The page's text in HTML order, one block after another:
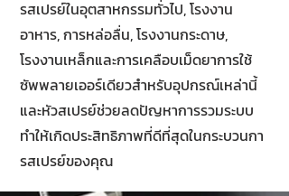
รสเปรย์ในอุตสาหกรรมทั่วไป, โรงงาน
อาหาร, การหล่อลื่น, โรงงานกระดาษ,
โรงงานเหล็กและการเคลือบเม็ดยาการใช้
ซัพพลายเออร์เดียวสำหรับอุปกรณ์เหล่านี้
และหัวสเปรย์ช่วยลดปัญหาการรวมระบบ
ทำให้เกิดประสิทธิภาพที่ดีที่สุดในกระบวนกา
รสเปรย์ของคุณ